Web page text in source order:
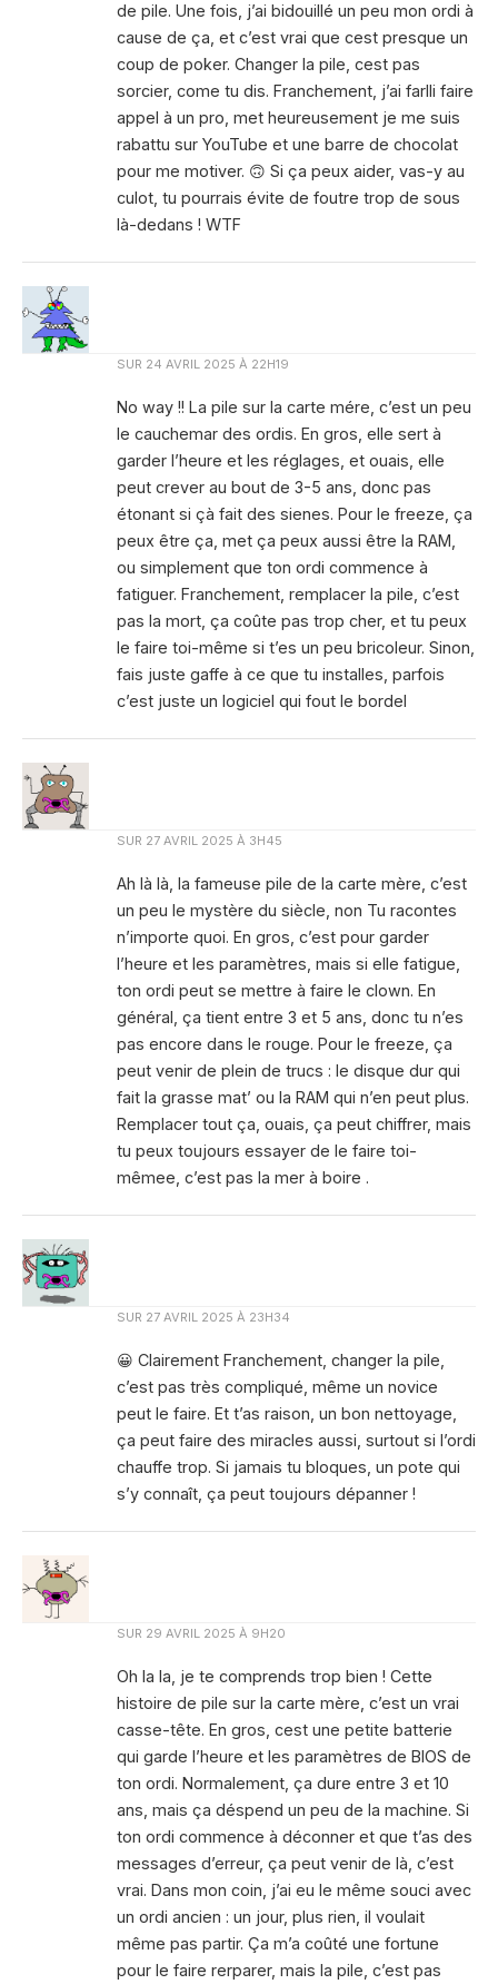
de pile. Une fois, j’ai bidouillé un peu mon ordi à
cause de ça, et c’est vrai que cest presque un
coup de poker. Changer la pile, cest pas
sorcier, come tu dis. Franchement, j’ai farlli faire
appel à un pro, met heureusement je me suis
rabattu sur YouTube et une barre de chocolat
pour me motiver. 🙃 Si ça peux aider, vas-y au
culot, tu pourrais évite de foutre trop de sous
là-dedans ! WTF
SUR 24 AVRIL 2025 À 22H19
No way !! La pile sur la carte mére, c’est un peu
le cauchemar des ordis. En gros, elle sert à
garder l’heure et les réglages, et ouais, elle
peut crever au bout de 3-5 ans, donc pas
étonant si çà fait des sienes. Pour le freeze, ça
peux être ça, met ça peux aussi être la RAM,
ou simplement que ton ordi commence à
fatiguer. Franchement, remplacer la pile, c’est
pas la mort, ça coûte pas trop cher, et tu peux
le faire toi-même si t’es un peu bricoleur. Sinon,
fais juste gaffe à ce que tu installes, parfois
c’est juste un logiciel qui fout le bordel
SUR 27 AVRIL 2025 À 3H45
Ah là là, la fameuse pile de la carte mère, c’est
un peu le mystère du siècle, non Tu racontes
n’importe quoi. En gros, c’est pour garder
l’heure et les paramètres, mais si elle fatigue,
ton ordi peut se mettre à faire le clown. En
général, ça tient entre 3 et 5 ans, donc tu n’es
pas encore dans le rouge. Pour le freeze, ça
peut venir de plein de trucs : le disque dur qui
fait la grasse mat’ ou la RAM qui n’en peut plus.
Remplacer tout ça, ouais, ça peut chiffrer, mais
tu peux toujours essayer de le faire toi-
mêmee, c’est pas la mer à boire .
SUR 27 AVRIL 2025 À 23H34
😀 Clairement Franchement, changer la pile,
c’est pas très compliqué, même un novice
peut le faire. Et t’as raison, un bon nettoyage,
ça peut faire des miracles aussi, surtout si l’ordi
chauffe trop. Si jamais tu bloques, un pote qui
s’y connaît, ça peut toujours dépanner !
SUR 29 AVRIL 2025 À 9H20
Oh la la, je te comprends trop bien ! Cette
histoire de pile sur la carte mère, c’est un vrai
casse-tête. En gros, cest une petite batterie
qui garde l’heure et les paramètres de BIOS de
ton ordi. Normalement, ça dure entre 3 et 10
ans, mais ça déspend un peu de la machine. Si
ton ordi commence à déconner et que t’as des
messages d’erreur, ça peut venir de là, c’est
vrai. Dans mon coin, j’ai eu le même souci avec
un ordi ancien : un jour, plus rien, il voulait
même pas partir. Ça m’a coûté une fortune
pour le faire rerparer, mais la pile, c’est pas